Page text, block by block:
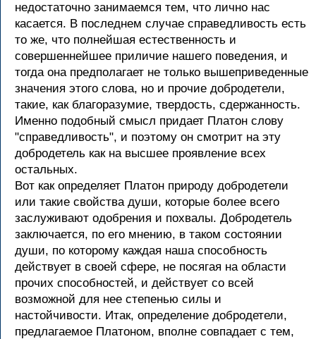
недостаточно занимаемся тем, что лично нас
касается. В последнем случае справедливость есть
то же, что полнейшая естественность и
совершеннейшее приличие нашего поведения, и
тогда она предполагает не только вышеприведенные
значения этого слова, но и прочие добродетели,
такие, как благоразумие, твердость, сдержанность.
Именно подобный смысл придает Платон слову
"справедливость", и поэтому он смотрит на эту
добродетель как на высшее проявление всех
остальных.
Вот как определяет Платон природу добродетели
или такие свойства души, которые более всего
заслуживают одобрения и похвалы. Добродетель
заключается, по его мнению, в таком состоянии
души, по которому каждая наша способность
действует в своей сфере, не посягая на области
прочих способностей, и действует со всей
возможной для нее степенью силы и
настойчивости. Итак, определение добродетели,
предлагаемое Платоном, вполне совпадает с тем,